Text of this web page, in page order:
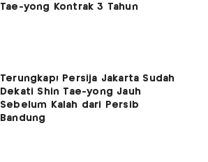
Tae-yong Kontrak 3 Tahun
Terungkap! Persija Jakarta Sudah
Dekati Shin Tae-yong Jauh
Sebelum Kalah dari Persib
Bandung